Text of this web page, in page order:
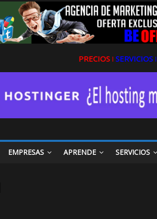
PRECIOS ǀ SERVICIOS ǀ
EMPRESAS APRENDE SERVICIOS